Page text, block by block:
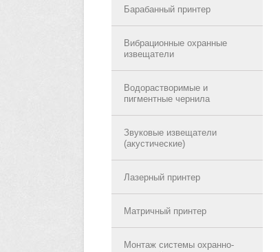
Барабанный принтер
Вибрационные охранные
извещатели
Водорастворимые и
пигментные чернила
Звуковые извещатели
(акустические)
Лазерный принтер
Матричный принтер
Монтаж системы охранно-